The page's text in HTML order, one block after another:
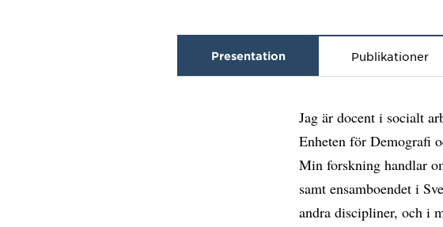
Presentation Publikationer
Jag är docent i socialt
Enheten för Demografi
Min forskning handlar
samt ensamboendet i
andra discipliner, och i